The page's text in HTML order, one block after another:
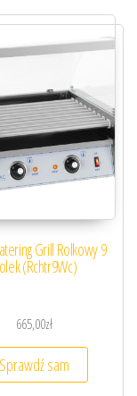
Grill Rolkowy 9
(Rchtr9Wc)
665,00zł
Sprawdź sam